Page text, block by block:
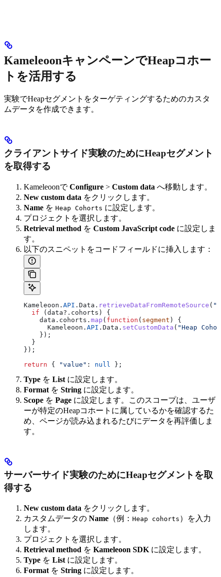
KameleoonキャンペーンでHeapコホー
トを活用する
実験でHeapセグメントをターゲティングするためのカスタ
ムデータを作成できます。
クライアントサイド実験のためにHeapセグメント
を取得する
KameleoonでConfigure > Custom data へ移動します。
New custom data をクリックします。
Name を Heap Cohorts に設定します。
プロジェクトを選択します。
Retrieval method を Custom JavaScript code に設定しま
す。
以下のスニペットをコードフィールドに挿入します：
Kameleoon . API . Data . retrieveDataFromRemoteSource (
  if
( data?. cohorts ) {
    data
. cohorts . map ( function ( segment ) {
      Kameleoon
. API . Data . setCustomData ( "Heap
    });
  }
});
return { "value" : null };
Type を List に設定します。
Format を String に設定します。
Scope を Page に設定します。このスコープは、ユーザ
ーが特定のHeapコホートに属しているかを確認するた
め、ページが読み込まれるたびにデータを再評価しま
す。
サーバーサイド実験のためにHeapセグメントを取
得する
New custom data をクリックします。
カスタムデータの Name （例： Heap cohorts ）を入力
します。
プロジェクトを選択します。
Retrieval method を Kameleoon SDK に設定します。
Type を List に設定します。
Format を String に設定します。